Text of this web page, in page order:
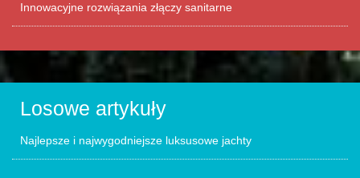
Innowacyjne rozwiązania złączy sanitarne
Losowe artykuły
Najlepsze i najwygodniejsze luksusowe jachty